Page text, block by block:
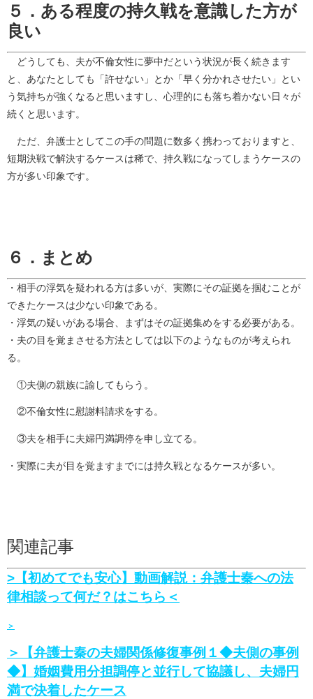
５．ある程度の持久戦を意識した方が
良い
どうしても、夫が不倫女性に夢中だという状況が長く続きます
と、あなたとしても「許せない」とか「早く分かれさせたい」とい
う気持ちが強くなると思いますし、心理的にも落ち着かない日々が
続くと思います。
ただ、弁護士としてこの手の問題に数多く携わっておりますと、
短期決戦で解決するケースは稀で、持久戦になってしまうケースの
方が多い印象です。
６．まとめ
・相手の浮気を疑われる方は多いが、実際にその証拠を掴むことが
できたケースは少ない印象である。
・浮気の疑いがある場合、まずはその証拠集めをする必要がある。
・夫の目を覚まさせる方法としては以下のようなものが考えられ
る。
①夫側の親族に諭してもらう。
②不倫女性に慰謝料請求をする。
③夫を相手に夫婦円満調停を申し立てる。
・実際に夫が目を覚ますまでには持久戦となるケースが多い。
関連記事
>【初めてでも安心】動画解説：弁護士秦への法
律相談って何だ？はこちら＜
＞
＞【弁護士秦の夫婦関係修復事例１◆夫側の事例
◆】婚姻費用分担調停と並行して協議し、夫婦円
満で決着したケース